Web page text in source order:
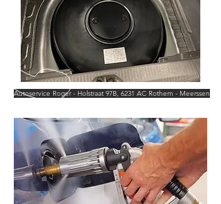
Autoservice Roger - Holstraat 97B, 6231 AC Rothem - Meerssen